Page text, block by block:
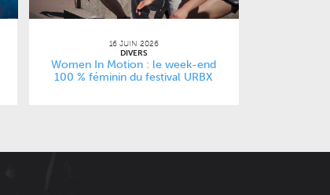
16 JUIN 2026
DIVERS
Women In Motion : le week-end
100 % féminin du festival URBX